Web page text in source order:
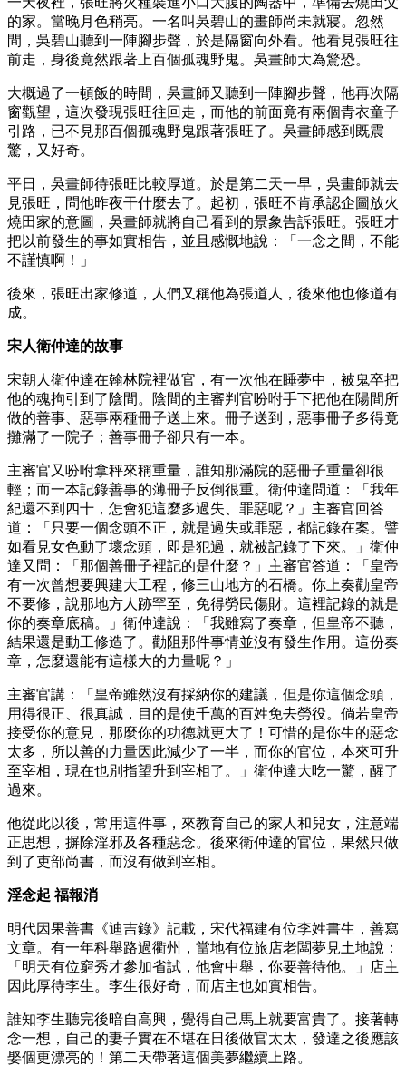
的家。當晚月色稍亮。一名叫吳碧山的畫師尚未就寢。忽然
間，吳碧山聽到一陣腳步聲，於是隔窗向外看。他看見張旺往
前走，身後竟然跟著上百個孤魂野鬼。吳畫師大為驚恐。
大概過了一頓飯的時間，吳畫師又聽到一陣腳步聲，他再次隔
窗觀望，這次發現張旺往回走，而他的前面竟有兩個青衣童子
引路，已不見那百個孤魂野鬼跟著張旺了。吳畫師感到既震
驚，又好奇。
平日，吳畫師待張旺比較厚道。於是第二天一早，吳畫師就去
見張旺，問他昨夜干什麼去了。起初，張旺不肯承認企圖放火
燒田家的意圖，吳畫師就將自己看到的景象告訴張旺。張旺才
把以前發生的事如實相告，並且感慨地說：「一念之間，不能
不謹慎啊！」
後來，張旺出家修道，人們又稱他為張道人，後來他也修道有
成。
宋人衛仲達的故事
宋朝人衛仲達在翰林院裡做官，有一次他在睡夢中，被鬼卒把
他的魂拘引到了陰間。陰間的主審判官吩咐手下把他在陽間所
做的善事、惡事兩種冊子送上來。冊子送到，惡事冊子多得竟
攤滿了一院子；善事冊子卻只有一本。
主審官又吩咐拿秤來稱重量，誰知那滿院的惡冊子重量卻很
輕；而一本記錄善事的薄冊子反倒很重。衛仲達問道：「我年
紀還不到四十，怎會犯這麼多過失、罪惡呢？」主審官回答
道：「只要一個念頭不正，就是過失或罪惡，都記錄在案。譬
如看見女色動了壞念頭，即是犯過，就被記錄了下來。」衛仲
達又問：「那個善冊子裡記的是什麼？」主審官答道：「皇帝
有一次曾想要興建大工程，修三山地方的石橋。你上奏勸皇帝
不要修，說那地方人跡罕至，免得勞民傷財。這裡記錄的就是
你的奏章底稿。」衛仲達說：「我雖寫了奏章，但皇帝不聽，
結果還是動工修造了。勸阻那件事情並沒有發生作用。這份奏
章，怎麼還能有這樣大的力量呢？」
主審官講：「皇帝雖然沒有採納你的建議，但是你這個念頭，
用得很正、很真誠，目的是使千萬的百姓免去勞役。倘若皇帝
接受你的意見，那麼你的功德就更大了！可惜的是你生的惡念
太多，所以善的力量因此減少了一半，而你的官位，本來可升
至宰相，現在也別指望升到宰相了。」衛仲達大吃一驚，醒了
過來。
他從此以後，常用這件事，來教育自己的家人和兒女，注意端
正思想，摒除淫邪及各種惡念。後來衛仲達的官位，果然只做
到了吏部尚書，而沒有做到宰相。
淫念起 福報消
明代因果善書《迪吉錄》記載，宋代福建有位李姓書生，善寫
文章。有一年科舉路過衢州，當地有位旅店老闆夢見土地說：
「明天有位窮秀才參加省試，他會中舉，你要善待他。」店主
因此厚待李生。李生很好奇，而店主也如實相告。
誰知李生聽完後暗自高興，覺得自己馬上就要富貴了。接著轉
念一想，自己的妻子實在不堪在日後做官太太，發達之後應該
娶個更漂亮的！第二天帶著這個美夢繼續上路。